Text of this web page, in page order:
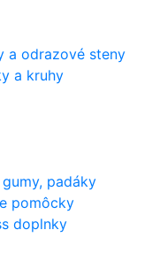
a odrazové steny
a kruhy
padáky
pomôcky
doplnky